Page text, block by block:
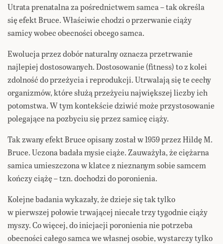
Utrata prenatalna za pośrednictwem samca – tak określa
się efekt Bruce. Właściwie chodzi o przerwanie ciąży
samicy wobec obecności obcego samca.
Ewolucja przez dobór naturalny oznacza przetrwanie
najlepiej dostosowanych. Dostosowanie (fitness) to z kolei
zdolność do przeżycia i reprodukcji. Utrwalają się te cechy
organizmów, które służą przeżyciu największej liczby ich
potomstwa. W tym kontekście dziwić może przystosowanie
polegające na pozbyciu się przez samicę ciąży.
Tak zwany efekt Bruce opisany został w 1959 przez Hildę M.
Bruce. Uczona badała mysie ciąże. Zauważyła, że ciężarna
samica umieszczona w klatce z nieznanym sobie samcem
kończy ciążę – tzn. dochodzi do poronienia.
Kolejne badania wykazały, że dzieje się tak tylko
w pierwszej połowie trwającej niecałe trzy tygodnie ciąży
myszy. Co więcej, do inicjacji poronienia nie potrzeba
obecności całego samca we własnej osobie, wystarczy tylko